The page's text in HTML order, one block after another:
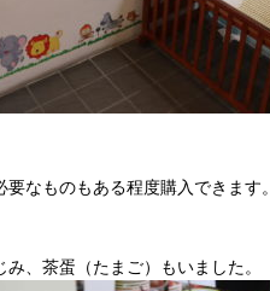
なものもある程度購入できます。
、茶蛋（たまご）もいました。